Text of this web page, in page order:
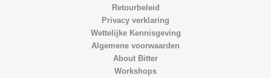
Retourbeleid
Privacy verklaring
Wettelijke Kennisgeving
Algemene voorwaarden
About Bitter
Workshops